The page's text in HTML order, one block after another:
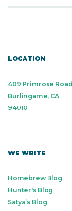
LOCATION
409 Primrose Road
Burlingame, CA
94010
WE WRITE
Homebrew Blog
Hunter's Blog
Satya’s Blog